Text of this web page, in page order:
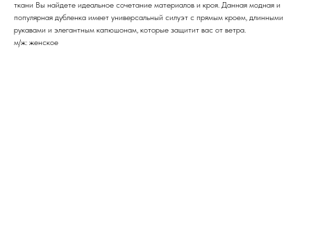
ткани Вы найдете идеальное сочетание материалов и кроя. Данная модная и
популярная дубленка имеет универсальный силуэт с прямым кроем, длинными
рукавами и элегантным капюшонам, которые защитит вас от ветра.
м/ж: женское